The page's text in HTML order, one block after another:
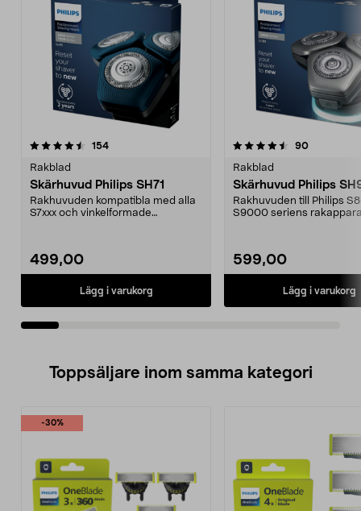
154recensioner
Rakblad
Skärhuvud Philips SH71
Rakhuvuden kompatibla med alla
S7xxx och vinkelformade
499,00
Lägg i varukorg
4.5av 5 stjärnor 90
Rakblad
Skärhuvud Philips
Rakhuvuden till Philips
S9000 seriens
599,00
Lägg i varukorg
4.5av 5 stjärnor
Toppsäljare inom samma kategori
-30%